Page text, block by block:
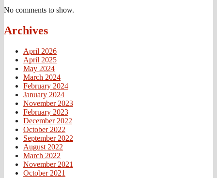
No comments to show.
Archives
April 2026
April 2025
May 2024
March 2024
February 2024
January 2024
November 2023
February 2023
December 2022
October 2022
September 2022
August 2022
March 2022
November 2021
October 2021